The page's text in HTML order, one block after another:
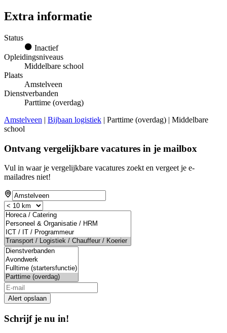
Extra informatie
Status
Inactief
Opleidingsniveaus
Middelbare school
Plaats
Amstelveen
Dienstverbanden
Parttime (overdag)
Amstelveen | Bijbaan logistiek | Parttime (overdag) | Middelbare
school
Ontvang vergelijkbare vacatures in je mailbox
Vul in waar je vergelijkbare vacatures zoekt en vergeet je e-
mailadres niet!
Alert opslaan
Schrijf je nu in!